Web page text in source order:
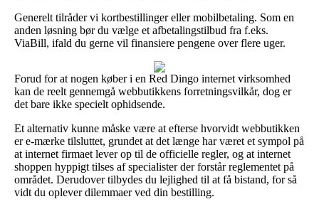
Generelt tilråder vi kortbestillinger eller mobilbetaling. Som en
anden løsning bør du vælge et afbetalingstilbud fra f.eks.
ViaBill, ifald du gerne vil finansiere pengene over flere uger.
Forud for at nogen køber i en Red Dingo internet virksomhed
kan de reelt gennemgå webbutikkens forretningsvilkår, dog er
det bare ikke specielt ophidsende.
Et alternativ kunne måske være at efterse hvorvidt webbutikken
er e-mærke tilsluttet, grundet at det længe har været et sympol på
at internet firmaet lever op til de officielle regler, og at internet
shoppen hyppigt tilses af specialister der forstår reglementet på
området. Derudover tilbydes du lejlighed til at få bistand, for så
vidt du oplever dilemmaer ved din bestilling.